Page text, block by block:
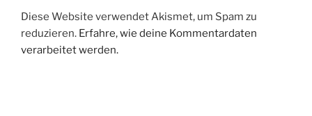
Diese Website verwendet Akismet, um Spam zu
reduzieren. Erfahre, wie deine Kommentardaten
verarbeitet werden.